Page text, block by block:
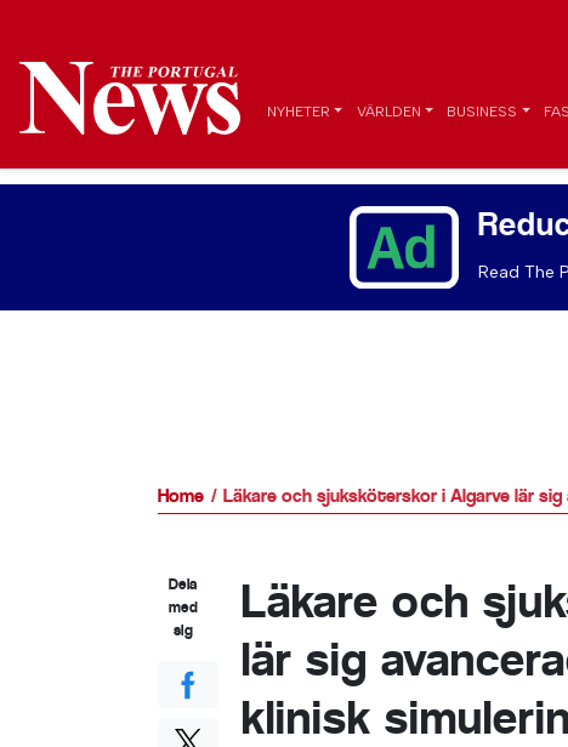
NYHETER VÄRLDEN BUSINESS
Read The
Home Läkare och sjuksköterskor i Algarve lär
Läkare och
lär sig
klinisk
Dela
med
sig